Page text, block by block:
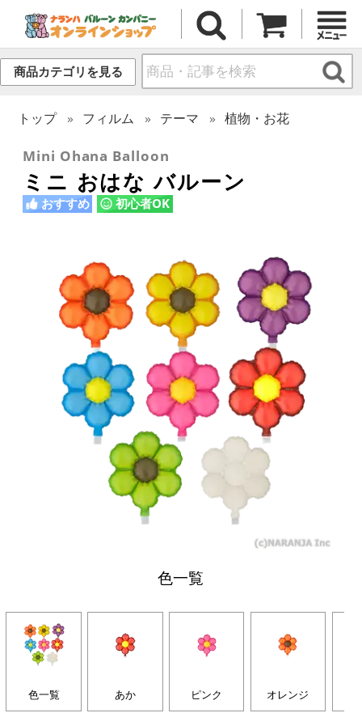
商品カテゴリを見る
トップ フィルム テーマ 植物・お花
Mini Ohana Balloon
ミニ おはな バルーン
おすすめ 初心者OK
色一覧
色一覧 あか ピンク オレンジ